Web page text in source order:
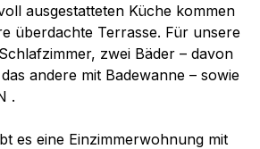
ausgestatteten Küche kommen
überdachte Terrasse. Für unsere
zwei Bäder – davon
andere mit Badewanne – sowie
.
es eine Einzimmerwohnung mit